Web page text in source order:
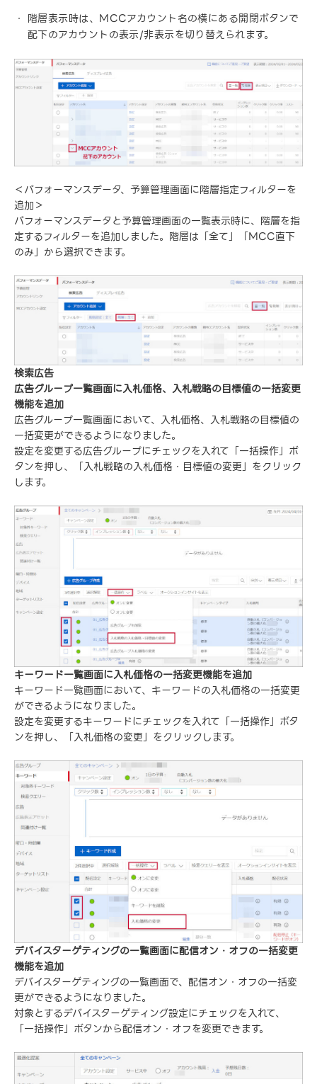
階層表示時は、MCCアカウント名の横にある開閉ボタンで
配下のアカウントの表示/非表示を切り替えられます。
＜パフォーマンスデータ、予算管理画面に階層指定フィルターを
追加＞
パフォーマンスデータと予算管理画面の一覧表示時に、階層を指
定するフィルターを追加しました。階層は「全て」「MCC直下
のみ」から選択できます。
検索広告
広告グループ一覧画面に入札価格、入札戦略の目標値の一括変更
機能を追加
広告グループ一覧画面において、入札価格、入札戦略の目標値の
一括変更ができるようになりました。
設定を変更する広告グループにチェックを入れて「一括操作」ボ
タンを押し、「入札戦略の入札価格・目標値の変更」をクリック
します。
キーワード一覧画面に入札価格の一括変更機能を追加
キーワード一覧画面において、キーワードの入札価格の一括変更
ができるようになりました。
設定を変更するキーワードにチェックを入れて「一括操作」ボタ
ンを押し、「入札価格の変更」をクリックします。
デバイスターゲティングの一覧画面に配信オン・オフの一括変更
機能を追加
デバイスターゲティングの一覧画面で、配信オン・オフの一括変
更ができるようになりました。
対象とするデバイスターゲティング設定にチェックを入れて、
「一括操作」ボタンから配信オン・オフを変更できます。